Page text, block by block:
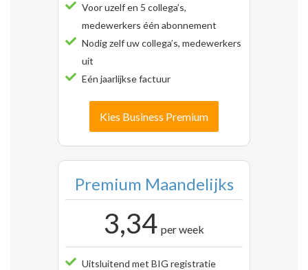
Voor uzelf en 5 collega’s,
medewerkers één abonnement
Nodig zelf uw collega’s, medewerkers
uit
Eén jaarlijkse factuur
Kies Business Premium
Premium Maandelijks
3,34 per week
Uitsluitend met BIG registratie